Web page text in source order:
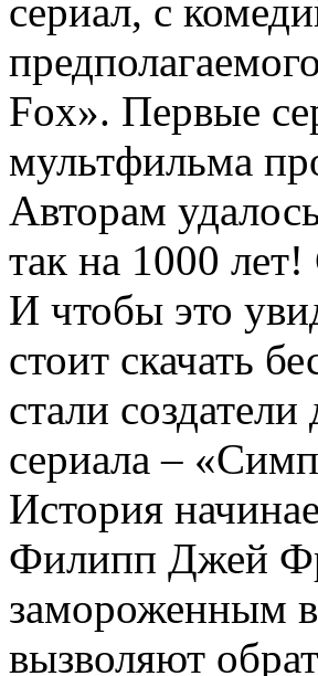
сериал, с
Fox». Первые
мультфильма
Авторам
так на 1000
И чтобы это
стоит скачать
стали
сериала –
История
Филипп Джей
замороженным в
вызволяют